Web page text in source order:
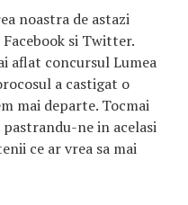
noastra de astazi
si Twitter.
aflat concursul Lumea
a castigat o
mai departe. Tocmai
ne in acelasi
ce ar vrea sa mai